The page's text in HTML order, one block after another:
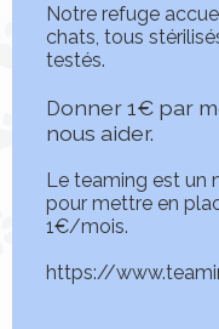
Notre refuge
chats, tous
testés.
Donner 1€ par
nous aider.
Le teaming est un
pour mettre en
1€/mois.
https://